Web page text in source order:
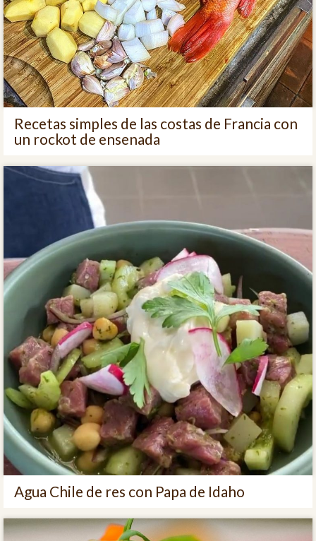
Recetas simples de las costas de Francia con
un rockot de ensenada
Agua Chile de res con Papa de Idaho